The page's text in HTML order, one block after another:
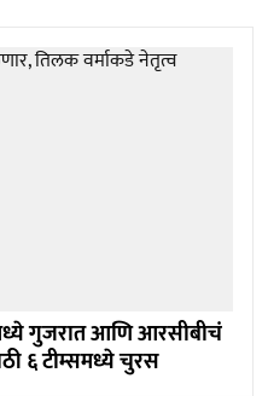
गुजरात आणि आरसीबीचं
६ टीम्समध्ये चुरस